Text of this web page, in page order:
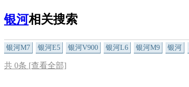
银河相关搜索
银河M7 银河E5 银河V900 银河L6 银河M9 银河
共 0条 [查看全部]